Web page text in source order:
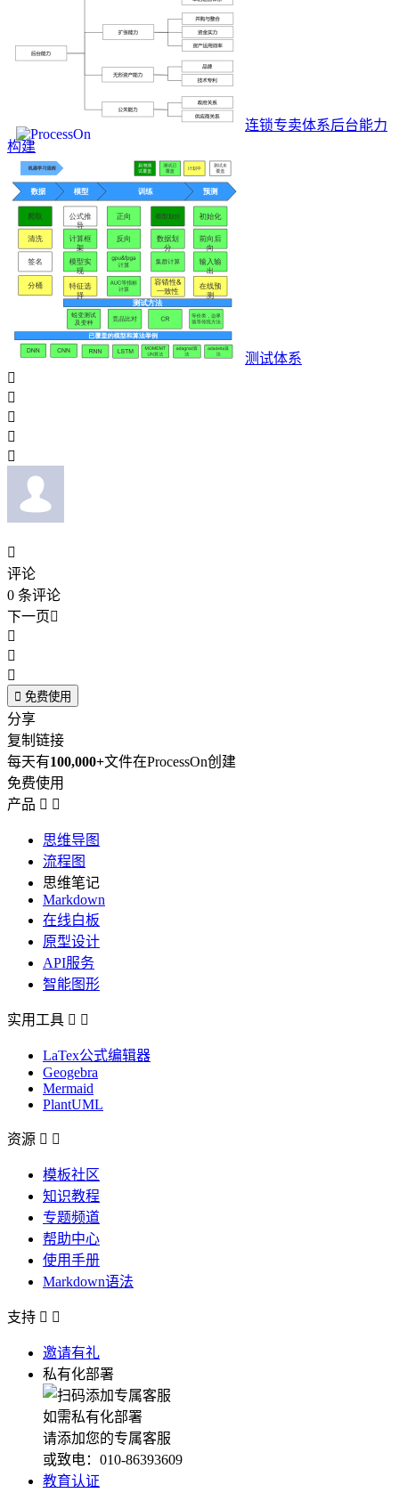
连锁专卖体系后台能力
构建
测试体系






评论
0 条评论
下一页



 免费使用
分享
复制链接
每天有100,000+文件在ProcessOn创建
免费使用
产品  
思维导图
流程图
思维笔记
Markdown
在线白板
原型设计
API服务
智能图形
实用工具  
LaTex公式编辑器
Geogebra
Mermaid
PlantUML
资源  
模板社区
知识教程
专题频道
帮助中心
使用手册
Markdown语法
支持  
邀请有礼
私有化部署
如需私有化部署
请添加您的专属客服
或致电：010-86393609
教育认证